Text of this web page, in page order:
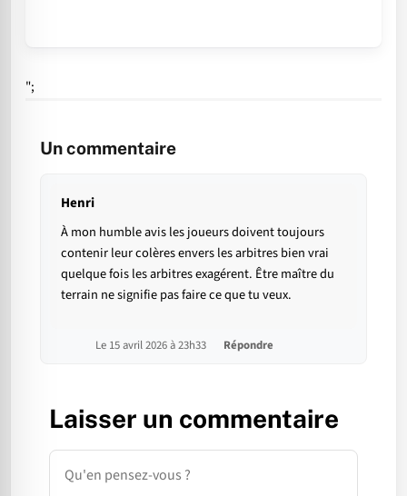
";
Un commentaire
Henri
À mon humble avis les joueurs doivent toujours
contenir leur colères envers les arbitres bien vrai
quelque fois les arbitres exagérent. Être maître du
terrain ne signifie pas faire ce que tu veux.
Le 15 avril 2026 à 23h33 Répondre
Laisser un commentaire
Commentaire